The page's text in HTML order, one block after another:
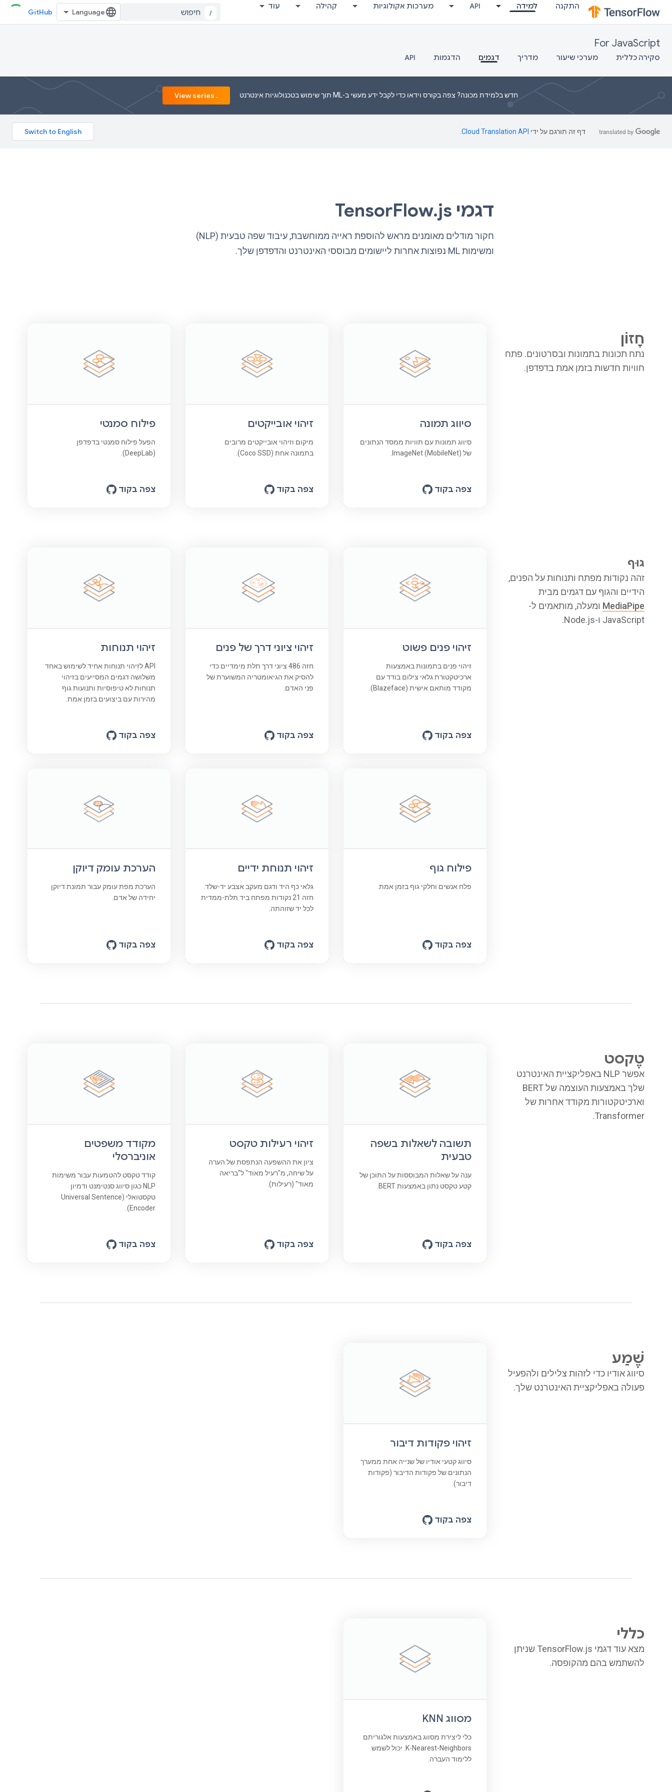
התקנה למידה API מערכות אקולוגיות קהילה עוד
/
GitHub
For JavaScript
סקירה כללית מערכי שיעור מדריך דגמים הדגמות API
חדש בלמידת מכונה? צפה בקורס וידאו כדי לקבל ידע מעשי ב-ML תוך שימוש בטכנולוגיות אינטרנט . View series
דף זה תורגם על ידי Cloud Translation API
דגמי TensorFlow.js
חקור מודלים מאומנים מראש להוספת ראייה ממוחשבת, עיבוד שפה טבעית (NLP)
ומשימות ML נפוצות אחרות ליישומים מבוססי האינטרנט והדפדפן שלך.
חָזוֹן
נתח תכונות בתמונות ובסרטונים. פתח
חוויות חדשות בזמן אמת בדפדפן.
סיווג תמונה
סיווג תמונות עם תוויות ממסד הנתונים
של ImageNet (MobileNet).
צפה בקוד
זיהוי אובייקטים
מיקום וזיהוי אובייקטים מרובים
בתמונה אחת (Coco SSD).
צפה בקוד
פילוח סמנטי
הפעל פילוח סמנטי בדפדפן
(DeepLab).
צפה בקוד
גוּף
זהה נקודות מפתח ותנוחות על הפנים,
הידיים והגוף עם דגמים מבית
MediaPipe ומעלה, מותאמים ל-
JavaScript ו-Node.js.
זיהוי פנים פשוט
זיהוי פנים בתמונות באמצעות
ארכיטקטורת גלאי צילום בודד עם
מקודד מותאם אישית (Blazeface).
צפה בקוד
זיהוי ציוני דרך של פנים
חזה 486 ציוני דרך תלת מימדיים כדי
להסיק את הגיאומטריה המשוערת של
פני האדם.
צפה בקוד
זיהוי תנוחות
API לזיהוי תנוחות אחיד לשימוש באחד
משלושה דגמים המסייעים בזיהוי
תנוחות לא טיפוסיות ותנועות גוף
מהירות עם ביצועים בזמן אמת.
צפה בקוד
פילוח גוף
פלח אנשים וחלקי גוף בזמן אמת.
צפה בקוד
זיהוי תנוחת ידיים
גלאי כף היד ודגם מעקב אצבע יד-שלד.
חזה 21 נקודות מפתח ביד תלת-ממדית
לכל יד שזוהתה.
צפה בקוד
הערכת עומק דיוקן
הערכת מפת עומק עבור תמונת דיוקן
יחידה של אדם.
צפה בקוד
טֶקסט
אפשר NLP באפליקציית האינטרנט
שלך באמצעות העוצמה של BERT
וארכיטקטורות מקודד אחרות של
Transformer.
תשובה לשאלות בשפה
טבעית
ענה על שאלות המבוססות על התוכן של
קטע טקסט נתון באמצעות BERT.
צפה בקוד
זיהוי רעילות טקסט
ציון את ההשפעה הנתפסת של הערה
על שיחה, מ"רעיל מאוד" ל"בריאה
מאוד" (רעילות).
צפה בקוד
מקודד משפטים
אוניברסלי
קודד טקסט להטמעות עבור משימות
NLP כגון סיווג סנטימנט ודמיון
טקסטואלי (Universal Sentence
Encoder).
צפה בקוד
שֶׁמַע
סיווג אודיו כדי לזהות צלילים ולהפעיל
פעולה באפליקציית האינטרנט שלך.
זיהוי פקודות דיבור
סיווג קטעי אודיו של שנייה אחת ממערך
הנתונים של פקודות הדיבור (פקודות
דיבור).
צפה בקוד
כללי
מצא עוד דגמי TensorFlow.js שניתן
להשתמש בהם מהקופסה.
מסווג KNN
כלי ליצירת מסווג באמצעות אלגוריתם
K-Nearest-Neighbors. יכול לשמש
ללימוד העברה.